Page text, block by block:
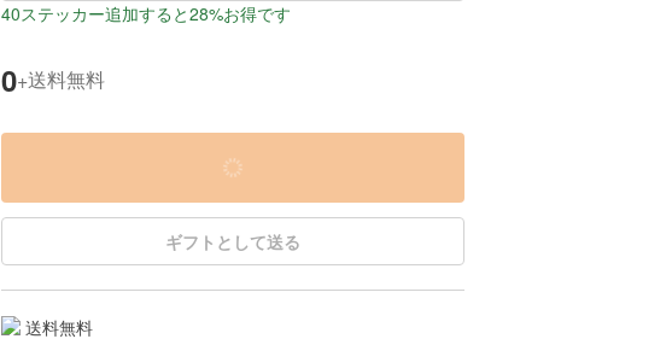
40ステッカー追加すると28%お得です
0+送料無料
ギフトとして送る
送料無料